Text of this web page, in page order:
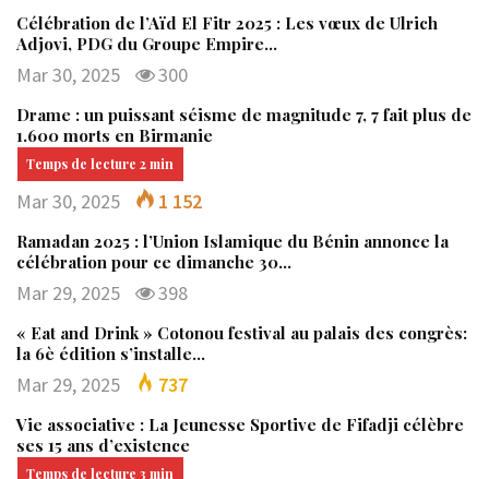
Célébration de l’Aïd El Fitr 2025 : Les vœux de Ulrich
Adjovi, PDG du Groupe Empire…
Mar 30, 2025 300
Drame : un puissant séisme de magnitude 7, 7 fait plus de
1.600 morts en Birmanie
Mar 30, 2025 1 152
Ramadan 2025 : l’Union Islamique du Bénin annonce la
célébration pour ce dimanche 30…
Mar 29, 2025 398
« Eat and Drink » Cotonou festival au palais des congrès:
la 6è édition s’installe…
Mar 29, 2025 737
Vie associative : La Jeunesse Sportive de Fifadji célèbre
ses 15 ans d’existence